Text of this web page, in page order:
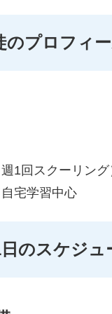
のプロフィ
1回スクーリング
宅学習中心
のスケジュ